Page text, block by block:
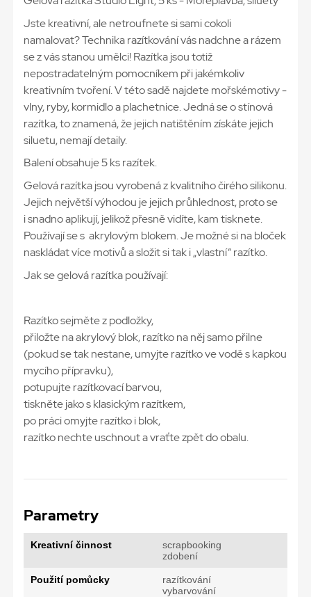
Jste kreativní, ale netroufnete si sami cokoli
namalovat? Technika razítkování vás nadchne a rázem
se z vás stanou umělci! Razítka jsou totiž
nepostradatelným pomocníkem při jakémkoliv
kreativním tvoření. V této sadě najdete mořskémotivy -
vlny, ryby, kormidlo a plachetnice. Jedná se o stínová
razítka, to znamená, že jejich natištěním získáte jejich
siluetu, nemají detaily.
Balení obsahuje 5 ks razítek.
Gelová razítka jsou vyrobená z kvalitního čirého silikonu.
Jejich největší výhodou je jejich průhlednost, proto se
i snadno aplikují, jelikož přesně vidíte, kam tisknete.
Používají se s akrylovým blokem. Je možné si na bloček
naskládat více motivů a složit si tak i „vlastní“ razítko.
Jak se gelová razítka používají:
Razítko sejměte z podložky,
přiložte na akrylový blok, razítko na něj samo přilne
(pokud se tak nestane, umyjte razítko ve vodě s kapkou
mycího přípravku),
potupujte razítkovací barvou,
tiskněte jako s klasickým razítkem,
po práci omyjte razítko i blok,
razítko nechte uschnout a vraťte zpět do obalu.
Parametry
Kreativní činnost
scrapbooking
zdobení
Použití pomůcky
razítkování
vybarvování